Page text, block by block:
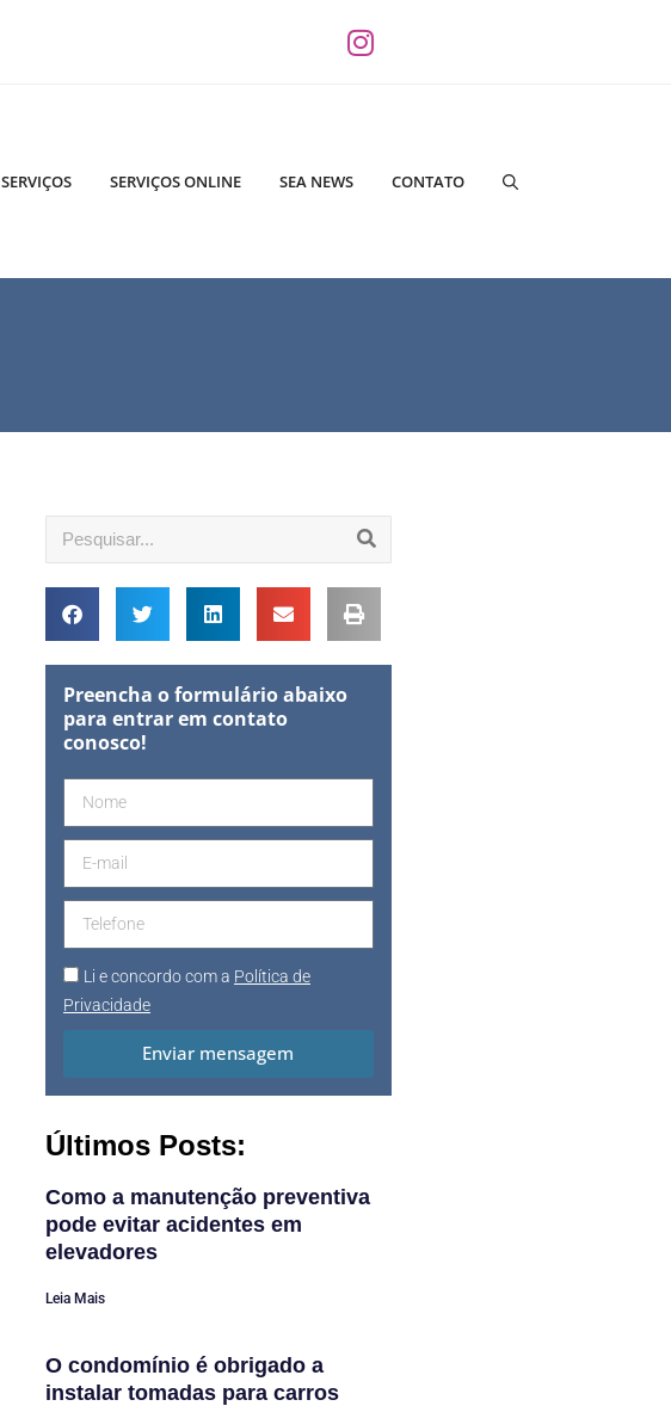
SERVIÇOS SERVIÇOS ONLINE SEA NEWS CONTATO
Preencha o formulário abaixo
para entrar em contato
conosco!
Li e concordo com a Política de
Privacidade
Enviar mensagem
Últimos Posts:
Como a manutenção preventiva
pode evitar acidentes em
elevadores
Leia Mais
O condomínio é obrigado a
instalar tomadas para carros